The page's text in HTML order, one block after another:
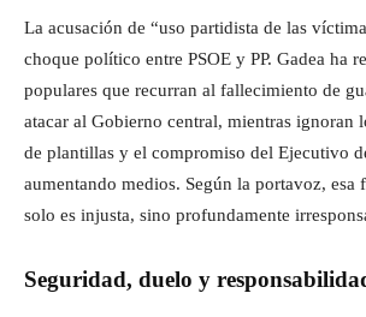
La acusación de “uso partidista de las
choque político entre PSOE y PP. Gadea ha
populares que recurran al fallecimiento de
atacar al Gobierno central, mientras ignoran
de plantillas y el compromiso del Ejecutivo
aumentando medios. Según la portavoz, esa
solo es injusta, sino profundamente
Seguridad, duelo y